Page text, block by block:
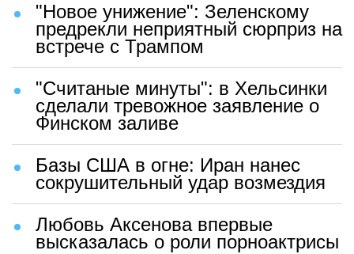
"Новое унижение": Зеленскому
предрекли неприятный сюрприз на
встрече с Трампом
"Считаные минуты": в Хельсинки
сделали тревожное заявление о
Финском заливе
Базы США в огне: Иран нанес
сокрушительный удар возмездия
Любовь Аксенова впервые
высказалась о роли порноактрисы